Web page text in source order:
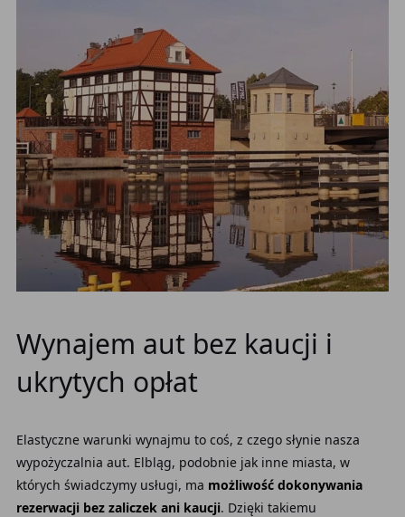
Wynajem aut bez kaucji i
ukrytych opłat
Elastyczne warunki wynajmu to coś, z czego słynie nasza
wypożyczalnia aut. Elbląg, podobnie jak inne miasta, w
których świadczymy usługi, ma możliwość dokonywania
rezerwacji bez zaliczek ani kaucji. Dzięki takiemu